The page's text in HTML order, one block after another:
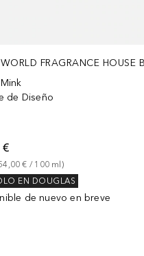
de Diseño
€
€ / 100 ml )
EN DOUGLAS
de nuevo en breve